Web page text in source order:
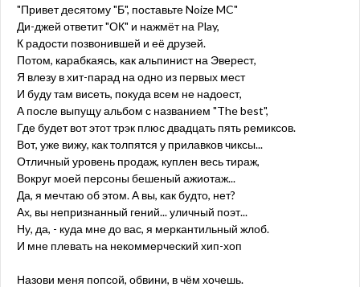
"Привет десятому "Б", поставьте Noize MC"
Ди-джей ответит "ОК" и нажмёт на Play,
К радости позвонившей и её друзей.
Потом, карабкаясь, как альпинист на Эверест,
Я влезу в хит-парад на одно из первых мест
И буду там висеть, покуда всем не надоест,
А после выпущу альбом с названием "The best",
Где будет вот этот трэк плюс двадцать пять ремиксов.
Вот, уже вижу, как толпятся у прилавков чиксы...
Отличный уровень продаж, куплен весь тираж,
Вокруг моей персоны бешеный ажиотаж...
Да, я мечтаю об этом. А вы, как будто, нет?
Ах, вы непризнанный гений... уличный поэт...
Ну, да, - куда мне до вас, я меркантильный жлоб.
И мне плевать на некоммерческий хип-хоп
Назови меня попсой, обвини, в чём хочешь.